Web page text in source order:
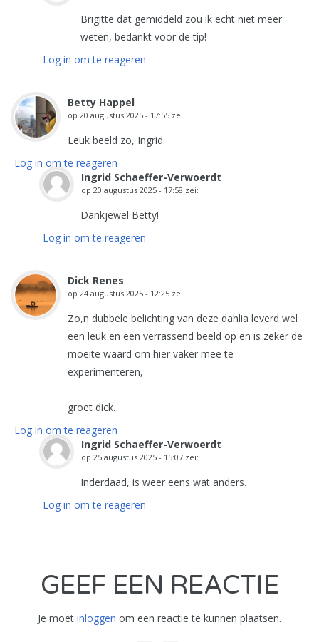
Brigitte dat gemiddeld zou ik echt niet meer
weten, bedankt voor de tip!
Log in om te reageren
Betty Happel
op 20 augustus 2025 - 17:55 zei:
Leuk beeld zo, Ingrid.
Log in om te reageren
Ingrid Schaeffer-Verwoerdt
op 20 augustus 2025 - 17:58 zei:
Dankjewel Betty!
Log in om te reageren
Dick Renes
op 24 augustus 2025 - 12:25 zei:
Zo,n dubbele belichting van deze dahlia leverd wel
een leuk en een verrassend beeld op en is zeker de
moeite waard om hier vaker mee te
experimenteren,
groet dick.
Log in om te reageren
Ingrid Schaeffer-Verwoerdt
op 25 augustus 2025 - 15:07 zei:
Inderdaad, is weer eens wat anders.
Log in om te reageren
GEEF EEN REACTIE
Je moet inloggen om een reactie te kunnen plaatsen.